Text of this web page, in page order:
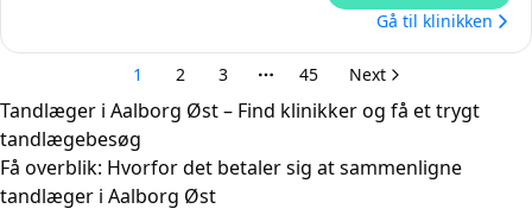
Tandlæger i Aalborg Øst – Find klinikker og få et trygt
tandlægebesøg
Få overblik: Hvorfor det betaler sig at sammenligne
tandlæger i Aalborg Øst